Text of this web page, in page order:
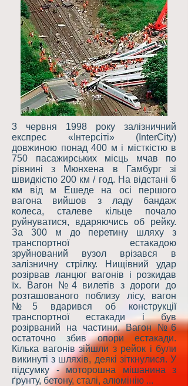
3 червня 1998 року залізничний
експрес «Інтерсіті» (InterCity)
довжиною понад 400 м і місткістю в
750 пасажирських місць мчав по
рівнині з Мюнхена в Гамбург зі
швидкістю 200 км / год. На відстані 6
км від м Ешеде на осі першого
вагона вийшов з ладу бандаж
колеса, сталеве кільце почало
руйнуватися, вдаряючись об рейку.
За 300 м до перетину шляху з
транспортної естакадою
зруйнований вузол врізався в
залізничну стрілку. Нищівний удар
розірвав ланцюг вагонів і розкидав
їх. Вагон №4 вилетів з дороги до
розташованого поблизу лісу, вагон
№5 вдарився об конструкції
транспортної естакади і був
розірваний на частини. Вагон №6
остаточно збив опори естакади.
Кілька вагонів зійшли з рейок і були
викинуті з шляхів, деякі зіткнулися. У
підсумку - моторошна мішанина з
ґрунту, бетону, сталі, алюмінію ...